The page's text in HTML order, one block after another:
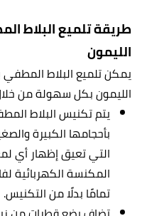
طريقة تلميع البلاط
الليمون
يمكن تلميع البلاط المطفي
الليمون بكل سهولة من
يتم تكنيس البلاط
بأحجامها الكبيرة
التي تعيق إظهار أي
المكنسة الكهربائية
تمامًا بدلًا من التكنيس.